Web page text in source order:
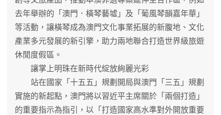
去年舉辦的「澳門．橫琴藝墟」及「葡風琴韻嘉年華」
等活動，讓橫琴成為澳門文化事業拓展的新腹地、文化
產業多元發展的新引擎，助力兩地聯合打造世界級旅遊
休閒度假區。
讓掌上明珠在新時代綻放絢麗光彩
站在國家「十五五」規劃開局與澳門「三五」規劃
實施的新起點，澳門將以習近平主席關於「兩個打造」
的重要指示為指引，以「打造國家高水準對外開放重要